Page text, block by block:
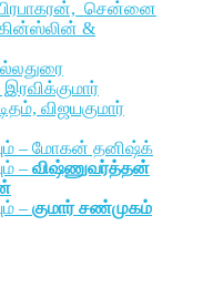
பிரபாகரன், சென்னை
&
விஜயகுமார்
– மோகன் தனிஷ்க்
– விஷ்ணுவர்த்தன்
– குமார் சண்முகம்